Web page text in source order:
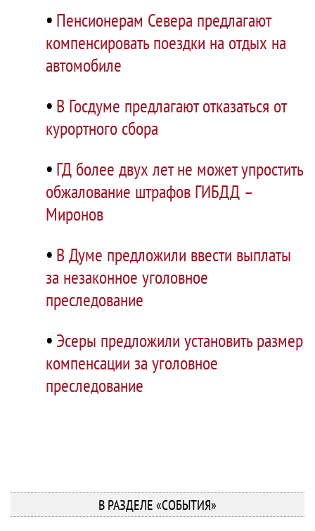
• Пенсионерам Севера предлагают
компенсировать поездки на отдых на
автомобиле
• В Госдуме предлагают отказаться от
курортного сбора
• ГД более двух лет не может упростить
обжалование штрафов ГИБДД –
Миронов
• В Думе предложили ввести выплаты
за незаконное уголовное
преследование
• Эсеры предложили установить размер
компенсации за уголовное
преследование
В РАЗДЕЛЕ «СОБЫТИЯ»